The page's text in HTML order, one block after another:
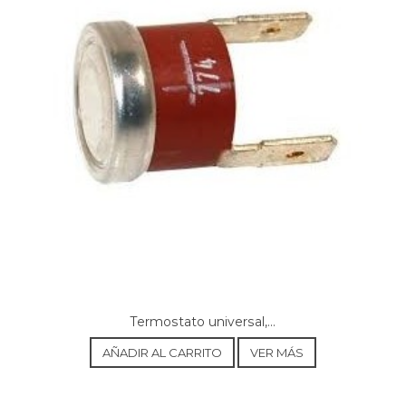
CANDY, CTS10AA 31000546
CANDY, GO 147 HTXT-01 31001514
CANDY, HOLIDAY 804 R 31001516
CANDY, HOLIDAY 1040 R 31001517
CANDY, HOLIDAY 1035 R 31001518
CANDY, HOLIDAY 1040 TXT 31001519
CANDY, CKD GO 610 UZB 31001522
CANDY, GO 510 TXT-07S 31001601
CANDY, GO 512 TXT-07S 31001602
CANDY, CBD100.65-04 31000684
CANDY, CS105D-RU 31001675
CANDY, CS125D-RU 31001676
CANDY, HOL1040D 31001677
Termostato universal,...
AÑADIR AL CARRITO VER MÁS